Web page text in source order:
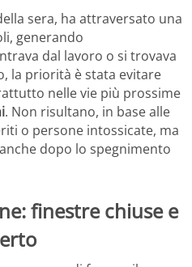
sera, ha attraversato una
generando
dal lavoro o si trovava
la priorità è stata evitare
nelle vie più prossime
. Non risultano, in base alle
o persone intossicate, ma
dopo lo spegnimento
finestre chiuse e